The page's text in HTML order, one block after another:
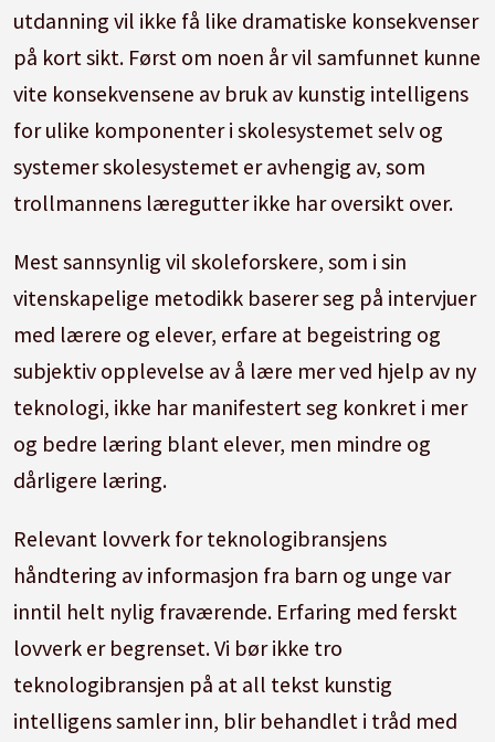
utdanning vil ikke få like dramatiske konsekvenser
på kort sikt. Først om noen år vil samfunnet kunne
vite konsekvensene av bruk av kunstig intelligens
for ulike komponenter i skolesystemet selv og
systemer skolesystemet er avhengig av, som
trollmannens læregutter ikke har oversikt over.
Mest sannsynlig vil skoleforskere, som i sin
vitenskapelige metodikk baserer seg på intervjuer
med lærere og elever, erfare at begeistring og
subjektiv opplevelse av å lære mer ved hjelp av ny
teknologi, ikke har manifestert seg konkret i mer
og bedre læring blant elever, men mindre og
dårligere læring.
Relevant lovverk for teknologibransjens
håndtering av informasjon fra barn og unge var
inntil helt nylig fraværende. Erfaring med ferskt
lovverk er begrenset. Vi bør ikke tro
teknologibransjen på at all tekst kunstig
intelligens samler inn, blir behandlet i tråd med